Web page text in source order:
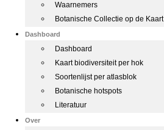
Waarnemers
Botanische Collectie op de Kaart
Dashboard
Dashboard
Kaart biodiversiteit per hok
Soortenlijst per atlasblok
Botanische hotspots
Literatuur
Over